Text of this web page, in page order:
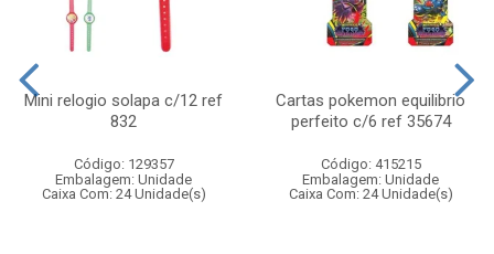
Mini relogio solapa c/12 ref
832
Código: 129357
Embalagem: Unidade
Caixa Com: 24 Unidade(s)
Cartas pokemon equilibrio
perfeito c/6 ref 35674
Código: 415215
Embalagem: Unidade
Caixa Com: 24 Unidade(s)